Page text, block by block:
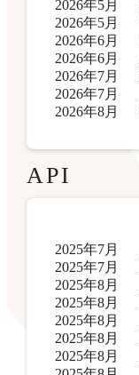
2026年5月
2026年5月
2026年6月
2026年6月
2026年7月
2026年7月
2026年8月
API
2025年7月
2025年7月
2025年8月
2025年8月
2025年8月
2025年8月
2025年8月